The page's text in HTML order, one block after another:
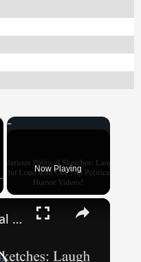
Now Playing
×
Hilarious Political Sketches: Laugh Out Loud with Our Top Political Humor Videos!